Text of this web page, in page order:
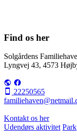
Find os her
Solgårdens Familiehave
Lyngvej 43, 4573
22250565
Kontakt os her
Udendørs aktivitet Park